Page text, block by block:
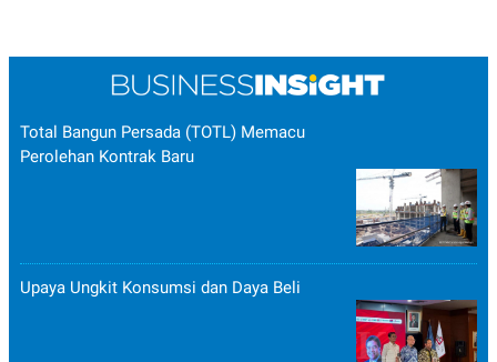
Total Bangun Persada (TOTL) Memacu
Perolehan Kontrak Baru
Upaya Ungkit Konsumsi dan Daya Beli